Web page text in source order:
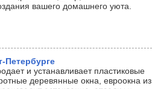
вашего домашнего уюта.
Петербурге
и устанавливает пластиковые
деревянные окна, евроокна из